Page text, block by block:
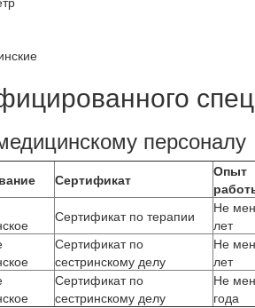
персоналу
Сертификат
Опыт
Сертификат по терапии
Не
лет
Сертификат по
сестринскому делу
Не
лет
Сертификат по
сестринскому делу
Не
года